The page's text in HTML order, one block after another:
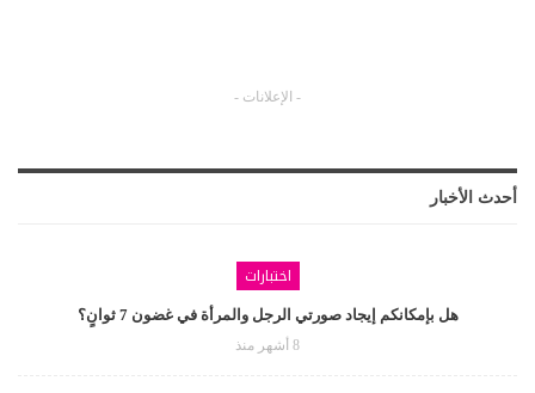
- الإعلانات -
أحدث الأخبار
اختبارات
هل بإمكانكم إيجاد صورتي الرجل والمرأة في غضون 7 ثوانٍ؟
8 أشهر منذ